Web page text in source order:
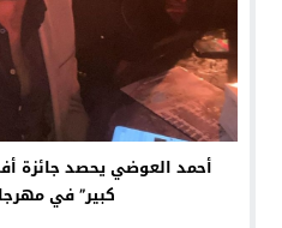
أحمد العوضي يحصد جائزة
كبير” في